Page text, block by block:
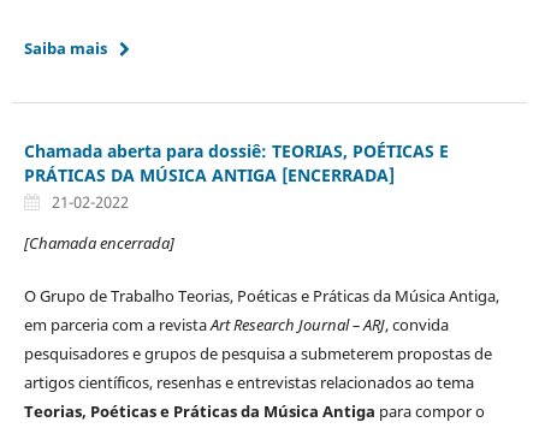
Saiba mais
Chamada aberta para dossiê: TEORIAS, POÉTICAS E
PRÁTICAS DA MÚSICA ANTIGA [ENCERRADA]
21-02-2022
[Chamada encerrada]
O Grupo de Trabalho Teorias, Poéticas e Práticas da Música Antiga,
em parceria com a revistaArt Research Journal – ARJ, convida
pesquisadores e grupos de pesquisa a submeterem propostas de
artigos científicos, resenhas e entrevistas relacionados ao tema
Teorias, Poéticas e Práticas da Música Antiga para compor o